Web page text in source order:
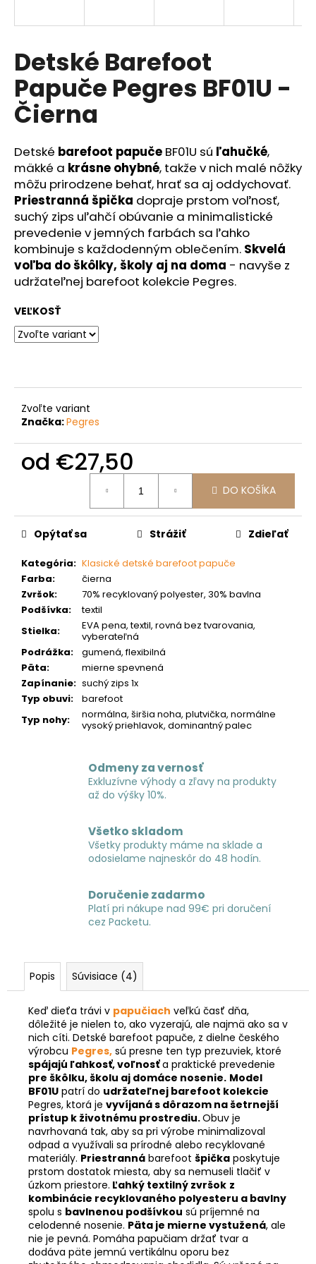
Detské Barefoot
Papuče Pegres BF01U -
Čierna
Detské barefoot papuče BF01U sú ľahučké,
mäkké a krásne ohybné, takže v nich malé nôžky
môžu prirodzene behať, hrať sa aj oddychovať.
Priestranná špička dopraje prstom voľnosť,
suchý zips uľahčí obúvanie a minimalistické
prevedenie v jemných farbách sa ľahko
kombinuje s každodenným oblečením. Skvelá
voľba do škôlky, školy aj na doma - navyše z
udržateľnej barefoot kolekcie Pegres.
VEĽKOSŤ
Zvoľte variant
Značka:Pegres
od €27,50
DO KOŠÍKA
Kategória: Klasické detské barefoot papuče
Farba:
čierna
Zvršok:
70% recyklovaný polyester, 30% bavlna
Podšívka:
textil
Stielka:
EVA pena, textil, rovná bez tvarovania,
vyberateľná
Podrážka:
gumená, flexibilná
Päta:
mierne spevnená
Zapínanie: suchý zips 1x
Typ obuvi:
barefoot
Typ nohy:
normálna, širšia noha, plutvička, normálne
vysoký priehlavok, dominantný palec
Opýtať sa Strážiť Zdieľať
Odmeny za vernosť
Exkluzívne výhody a zľavy na produkty
až do výšky 10%.
Všetko skladom
Všetky produkty máme na sklade a
odosielame najneskôr do 48 hodín.
Doručenie zadarmo
Platí pri nákupe nad 99€ pri doručení
cez Packetu.
Popis Súvisiace (4)
Keď dieťa trávi v papučiach veľkú časť dňa,
dôležité je nielen to, ako vyzerajú, ale najmä ako sa v
nich cíti. Detské barefoot papuče, z dielne českého
výrobcu Pegres, sú presne ten typ prezuviek, ktoré
spájajú ľahkosť, voľnosťa praktické prevedenie
pre škôlku, školu aj domáce nosenie. Model
BF01U patrí do udržateľnej barefoot kolekcie
Pegres, ktorá je vyvíjaná s dôrazom na šetrnejší
prístup k životnému prostrediu.Obuv je
navrhovaná tak, aby sa pri výrobe minimalizoval
odpad a využívali sa prírodné alebo recyklované
materiály. Priestranná barefoot špička poskytuje
prstom dostatok miesta, aby sa nemuseli tlačiť v
úzkom priestore. Ľahký textilný zvršok z
kombinácie recyklovaného polyesteru a bavlny
spolu s bavlnenou podšívkou sú príjemné na
celodenné nosenie. Päta je mierne vystužená, ale
nie je pevná. Pomáha papučiam držať tvar a
dodáva päte jemnú vertikálnu oporu bez
s
ť
?
HĽADAŤ
O
d
p
o
r
ú
č
a
m